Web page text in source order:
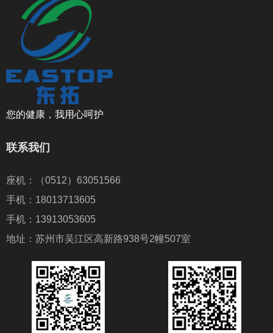
您的健康，我用心呵护
联系我们
座机：（0512）63051566
手机：18013713605
手机：13913053605
地址：苏州市吴江区高新路938号2幢507室